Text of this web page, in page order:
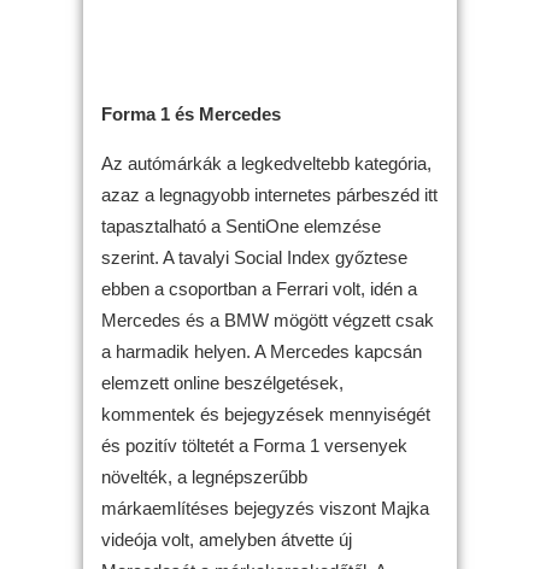
Forma 1 és Mercedes
Az autómárkák a legkedveltebb kategória,
azaz a legnagyobb internetes párbeszéd itt
tapasztalható a SentiOne elemzése
szerint. A tavalyi Social Index győztese
ebben a csoportban a Ferrari volt, idén a
Mercedes és a BMW mögött végzett csak
a harmadik helyen. A Mercedes kapcsán
elemzett online beszélgetések,
kommentek és bejegyzések mennyiségét
és pozitív töltetét a Forma 1 versenyek
növelték, a legnépszerűbb
márkaemlítéses bejegyzés viszont Majka
videója volt, amelyben átvette új